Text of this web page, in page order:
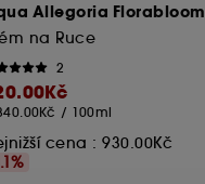
Allegoria Florabloom
na Ruce
2
/ 100ml
cena : 930.00Kč